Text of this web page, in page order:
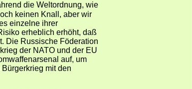
die Weltordnung, wie
keinen Knall, aber wir
einzelne ihrer
erheblich erhöht, daß
Die Russische Föderation
der NATO und der EU
auf, um
mit den